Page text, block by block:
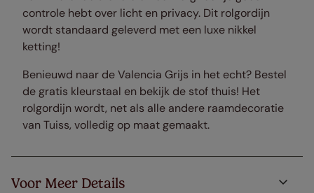
controle hebt over licht en privacy. Dit rolgordijn
wordt standaard geleverd met een luxe nikkel
ketting!
Benieuwd naar de Valencia Grijs in het echt? Bestel
de gratis kleurstaal en bekijk de stof thuis! Het
rolgordijn wordt, net als alle andere raamdecoratie
van Tuiss, volledig op maat gemaakt.
Voor Meer Details